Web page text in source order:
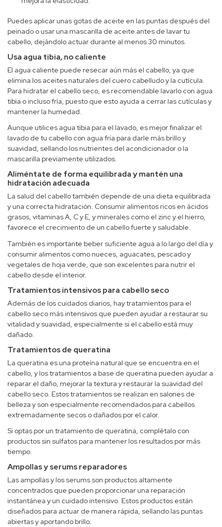
Puedes aplicar unas gotas de aceite en las puntas después del
peinado o usar una mascarilla de aceite antes de lavar tu
cabello, dejándolo actuar durante al menos 30 minutos.
Usa agua tibia, no caliente
El agua caliente puede resecar aún más el cabello, ya que
elimina los aceites naturales del cuero cabelludo y la cutícula.
Para hidratar el cabello seco, es recomendable lavarlo con agua
tibia o incluso fría, puesto que esto ayuda a cerrar las cutículas y
mantener la humedad.
Aunque utilices agua tibia para el lavado, es mejor finalizar el
lavado de tu cabello con agua fría para darle más brillo y
suavidad, sellando los nutrientes del acondicionador o la
mascarilla previamente utilizados.
Aliméntate de forma equilibrada y mantén una
hidratación adecuada
La salud del cabello también depende de una dieta equilibrada
y una correcta hidratación. Consumir alimentos ricos en ácidos
grasos, vitaminas A, C y E, y minerales como el zinc y el hierro,
favorece el crecimiento de un cabello fuerte y saludable.
También es importante beber suficiente agua a lo largo del día y
consumir alimentos como nueces, aguacates, pescado y
vegetales de hoja verde, que son excelentes para nutrir el
cabello desde el interior.
Tratamientos intensivos para cabello seco
Además de los cuidados diarios, hay tratamientos para el
cabello seco más intensivos que pueden ayudar a restaurar su
vitalidad y suavidad, especialmente si el cabello está muy
dañado.
Tratamientos de queratina
La queratina es una proteína natural que se encuentra en el
cabello, y los tratamientos a base de queratina pueden ayudar a
reparar el daño, mejorar la textura y restaurar la suavidad del
cabello seco. Estos tratamientos se realizan en salones de
belleza y son especialmente recomendados para cabellos
extremadamente secos o dañados por el calor.
Si optas por un tratamiento de queratina, complétalo con
productos sin sulfatos para mantener los resultados por más
tiempo.
Ampollas y serums reparadores
Las ampollas y los serums son productos altamente
concentrados que pueden proporcionar una reparación
instantánea y un cuidado intensivo. Estos productos están
diseñados para actuar de manera rápida, sellando las puntas
abiertas y aportando brillo.